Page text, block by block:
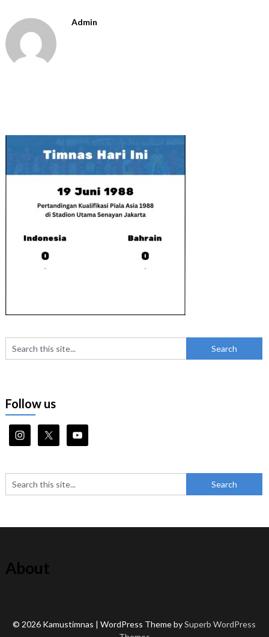
Admin
Follow us
About
© 2026 Kamustimnas | WordPress Theme bySuperb WordPress